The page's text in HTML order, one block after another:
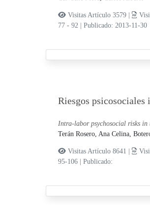
Visitas Artículo 3579 |
77 - 92
Publicado: 2013-11-30
Riesgos psicosociales
Intra-labor psychosocial risks in
Terán Rosero, Ana Celina,
Visitas Artículo 8641 |
95-106
Publicado: